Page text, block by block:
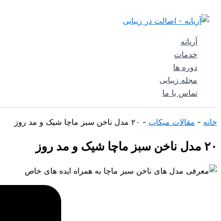
آریانه
خدمات
دوره ها
مجله زیبایی
تماس با ما
خانه - مقالات میکاپ - ۲۰ مدل ناخن سبز ماچا شیک و مد روز
۲۰ مدل ناخن سبز ماچا شیک و مد روز
خود
را